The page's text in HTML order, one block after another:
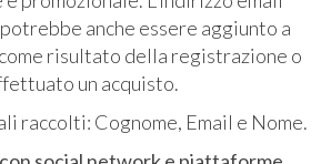
anche essere aggiunto a
risultato della registrazione o
un acquisto.
raccolti: Cognome, Email e Nome.